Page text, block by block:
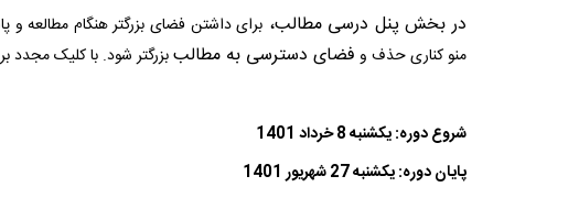
در بخش پنل درسی مطالب، برای داشتن فضای بزرگتر هنگام مطالعه
منو کناری حذف و فضای دسترسی به مطالببزرگتر شود. با کلیک مجدد
شروع دوره: یکشنبه 8 خرداد 1401
پایان دوره: یکشنبه 27 شهریور 1401